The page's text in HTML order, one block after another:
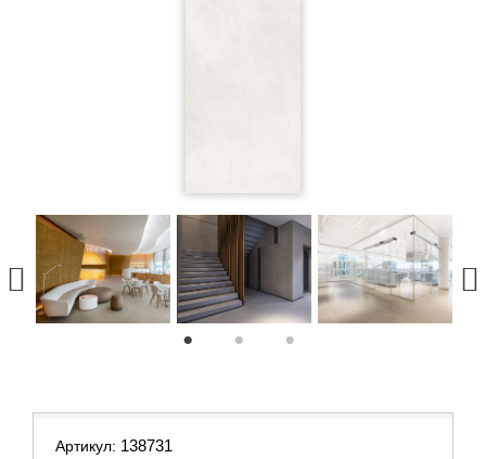
Артикул: 138731